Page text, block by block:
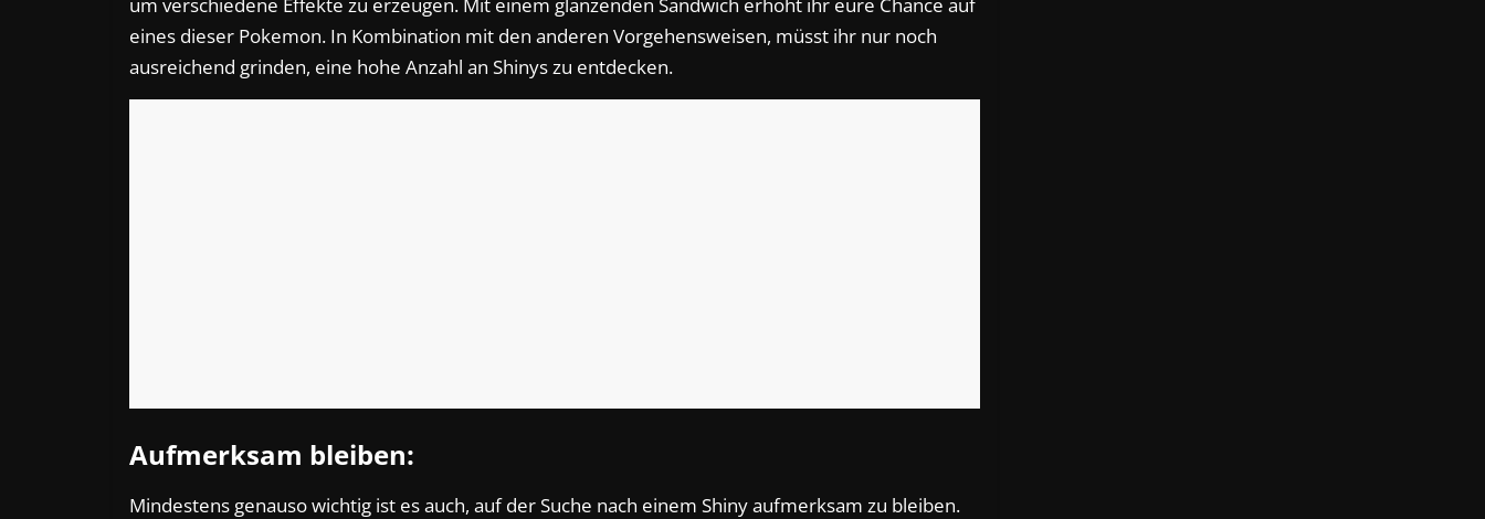
eines dieser Pokemon. In Kombination mit den anderen Vorgehensweisen, müsst ihr nur noch
ausreichend grinden, eine hohe Anzahl an Shinys zu entdecken.
Aufmerksam bleiben:
Mindestens genauso wichtig ist es auch, auf der Suche nach einem Shiny aufmerksam zu bleiben.